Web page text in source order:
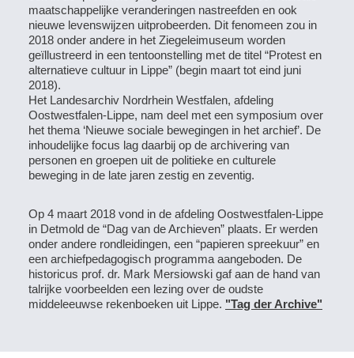
maatschappelijke veranderingen nastreefden en ook
nieuwe levenswijzen uitprobeerden. Dit fenomeen zou in
2018 onder andere in het Ziegeleimuseum worden
geïllustreerd in een tentoonstelling met de titel “Protest en
alternatieve cultuur in Lippe” (begin maart tot eind juni
2018).
Het Landesarchiv Nordrhein Westfalen, afdeling
Oostwestfalen-Lippe, nam deel met een symposium over
het thema ‘Nieuwe sociale bewegingen in het archief’. De
inhoudelijke focus lag daarbij op de archivering van
personen en groepen uit de politieke en culturele
beweging in de late jaren zestig en zeventig.
Op 4 maart 2018 vond in de afdeling Oostwestfalen-Lippe
in Detmold de “Dag van de Archieven” plaats. Er werden
onder andere rondleidingen, een “papieren spreekuur” en
een archiefpedagogisch programma aangeboden. De
historicus prof. dr. Mark Mersiowski gaf aan de hand van
talrijke voorbeelden een lezing over de oudste
middeleeuwse rekenboeken uit Lippe. "Tag der Archive"